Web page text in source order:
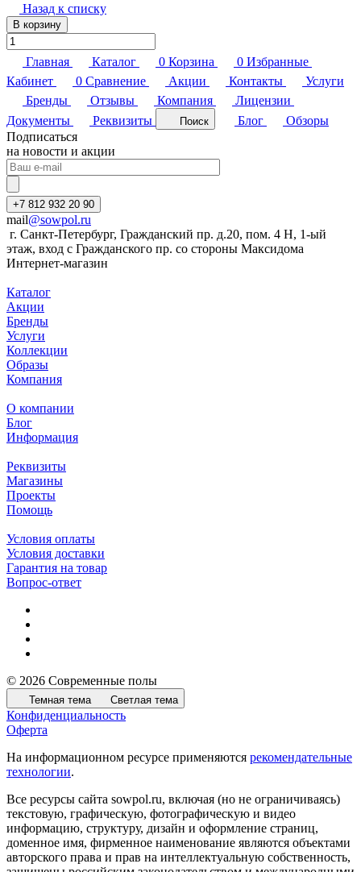
Назад к списку
В корзину
Главная Каталог 0 Корзина 0 Избранные
Кабинет
0 Сравнение Акции Контакты
Услуги
Бренды
Отзывы Компания
Лицензии
Документы
Реквизиты Поиск Блог
Обзоры
Подписаться
на новости и акции
+7 812 932 20 90
mail@sowpol.ru
г. Санкт-Петербург, Гражданский пр. д.20, пом. 4 Н, 1-ый
этаж, вход с Гражданского пр. со стороны Максидома
Интернет-магазин
Каталог
Акции
Бренды
Услуги
Коллекции
Образы
Компания
О компании
Блог
Информация
Реквизиты
Магазины
Проекты
Помощь
Условия оплаты
Условия доставки
Гарантия на товар
Вопрос-ответ
© 2026 Современные полы
Темная тема Светлая тема
Конфиденциальность
Оферта
На информационном ресурсе применяются рекомендательные
технологии.
Все ресурсы сайта sowpol.ru, включая (но не ограничиваясь)
текстовую, графическую, фотографическую и видео
информацию, структуру, дизайн и оформление страниц,
доменное имя, фирменное наименование являются объектами
авторского права и прав на интеллектуальную собственность,